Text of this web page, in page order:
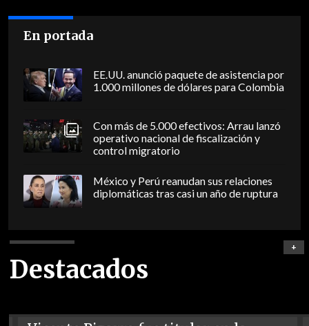
En portada
EE.UU. anunció paquete de asistencia por
1.000 millones de dólares para Colombia
Con más de 5.000 efectivos: Arrau lanzó
operativo nacional de fiscalización y
control migratorio
México y Perú reanudan sus relaciones
diplomáticas tras casi un año de ruptura
Destacados
+